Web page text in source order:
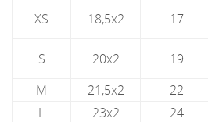
XS
18,5x2 17
S
20x2 19
M
21,5x2 22
L
23x2 24